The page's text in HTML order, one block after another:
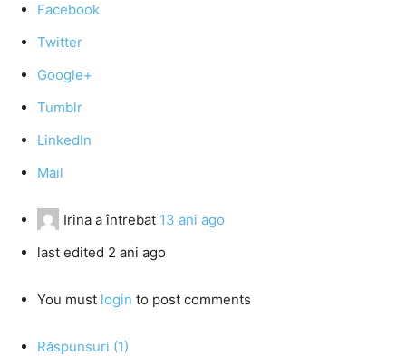
Facebook
Twitter
Google+
Tumblr
LinkedIn
Mail
Irina a întrebat 13 ani ago
last edited 2 ani ago
You must login to post comments
Răspunsuri (1)